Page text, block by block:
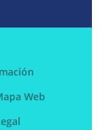
Web